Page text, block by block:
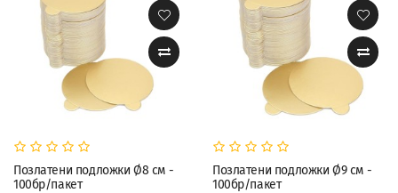
Позлатени подложки Ø8 см -
100бр/пакет
Позлатени подложки Ø9 см -
100бр/пакет